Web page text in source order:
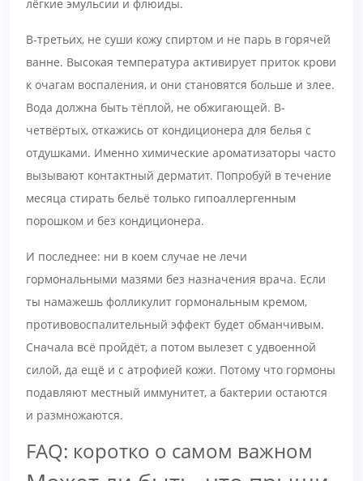
лёгкие эмульсии и флюиды.
В-третьих, не суши кожу спиртом и не парь в горячей
ванне. Высокая температура активирует приток крови
к очагам воспаления, и они становятся больше и злее.
Вода должна быть тёплой, не обжигающей. В-
четвёртых, откажись от кондиционера для белья с
отдушками. Именно химические ароматизаторы часто
вызывают контактный дерматит. Попробуй в течение
месяца стирать бельё только гипоаллергенным
порошком и без кондиционера.
И последнее: ни в коем случае не лечи
гормональными мазями без назначения врача. Если
ты намажешь фолликулит гормональным кремом,
противовоспалительный эффект будет обманчивым.
Сначала всё пройдёт, а потом вылезет с удвоенной
силой, да ещё и с атрофией кожи. Потому что гормоны
подавляют местный иммунитет, а бактерии остаются
и размножаются.
FAQ: коротко о самом важном